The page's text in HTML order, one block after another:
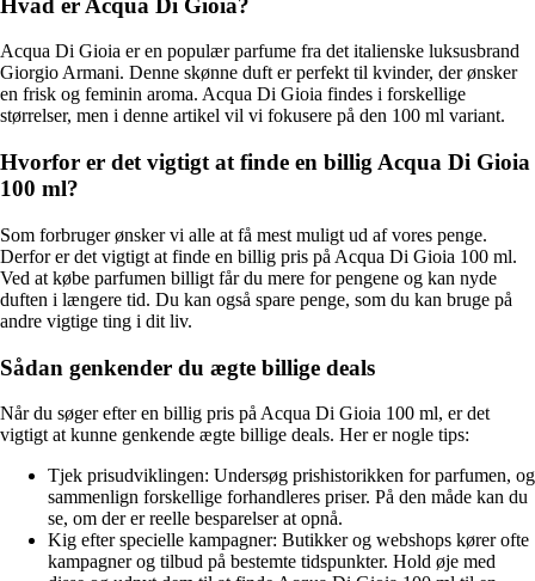
Acqua Di Gioia er en populær parfume fra det italienske luksusbrand
Giorgio Armani. Denne skønne duft er perfekt til kvinder, der ønsker
en frisk og feminin aroma. Acqua Di Gioia findes i forskellige
størrelser, men i denne artikel vil vi fokusere på den 100 ml variant.
Hvorfor er det vigtigt at finde en billig Acqua Di Gioia
100 ml?
Som forbruger ønsker vi alle at få mest muligt ud af vores penge.
Derfor er det vigtigt at finde en billig pris på Acqua Di Gioia 100 ml.
Ved at købe parfumen billigt får du mere for pengene og kan nyde
duften i længere tid. Du kan også spare penge, som du kan bruge på
andre vigtige ting i dit liv.
Sådan genkender du ægte billige deals
Når du søger efter en billig pris på Acqua Di Gioia 100 ml, er det
vigtigt at kunne genkende ægte billige deals. Her er nogle tips:
Tjek prisudviklingen: Undersøg prishistorikken for parfumen, og
sammenlign forskellige forhandleres priser. På den måde kan du
se, om der er reelle besparelser at opnå.
Kig efter specielle kampagner: Butikker og webshops kører ofte
kampagner og tilbud på bestemte tidspunkter. Hold øje med